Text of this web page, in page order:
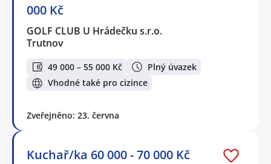
000 Kč
GOLF CLUB U Hrádečku s.r.o.
Trutnov
49 000 – 55 000 Kč
Plný úvazek
Vhodné také pro cizince
Zveřejněno: 23. června
Kuchař/ka 60 000 - 70 000 Kč